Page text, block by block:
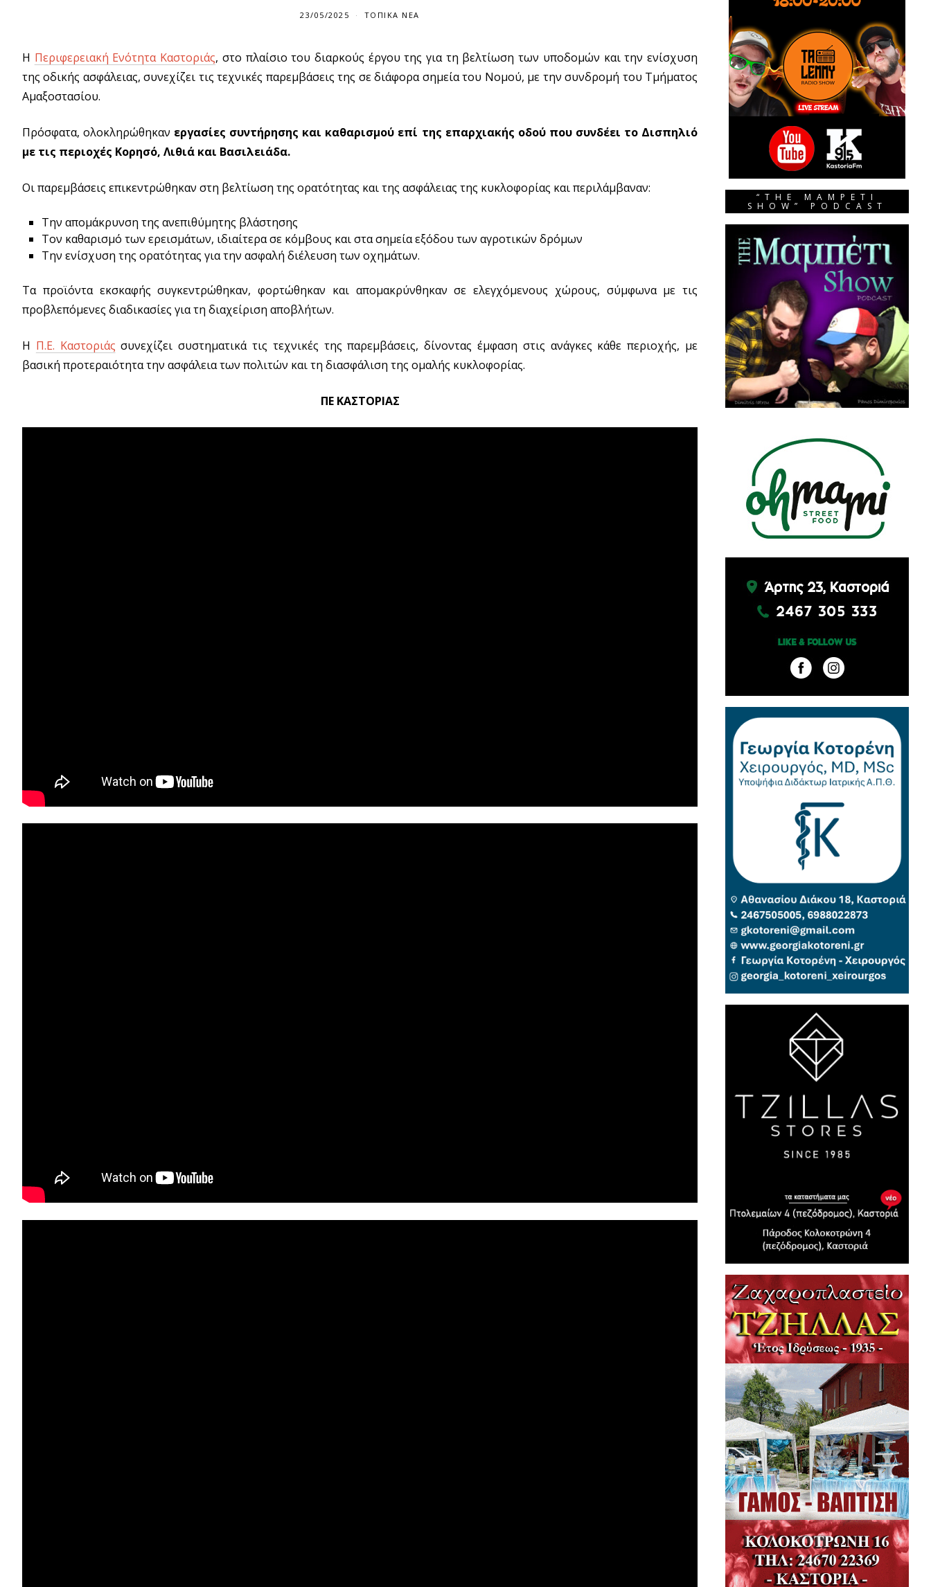
23/05/2025 ΤΟΠΙΚΆ ΝΈΑ
Η Περιφερειακή Ενότητα Καστοριάς, στο πλαίσιο του διαρκούς έργου της για τη βελτίωση των υποδομών και την ενίσχυση
της οδικής ασφάλειας, συνεχίζει τις τεχνικές παρεμβάσεις της σε διάφορα σημεία του Νομού, με την συνδρομή του Τμήματος
Αμαξοστασίου.
Πρόσφατα, ολοκληρώθηκαν εργασίες συντήρησης και καθαρισμού επί της επαρχιακής οδού που συνδέει το Δισπηλιό
με τις περιοχές Κορησό, Λιθιά και Βασιλειάδα.
Οι παρεμβάσεις επικεντρώθηκαν στη βελτίωση της ορατότητας και της ασφάλειας της κυκλοφορίας και περιλάμβαναν:
Την απομάκρυνση της ανεπιθύμητης βλάστησης
Τον καθαρισμό των ερεισμάτων, ιδιαίτερα σε κόμβους και στα σημεία εξόδου των αγροτικών δρόμων
Την ενίσχυση της ορατότητας για την ασφαλή διέλευση των οχημάτων.
Τα προϊόντα εκσκαφής συγκεντρώθηκαν, φορτώθηκαν και απομακρύνθηκαν σε ελεγχόμενους χώρους, σύμφωνα με τις
προβλεπόμενες διαδικασίες για τη διαχείριση αποβλήτων.
Η Π.Ε. Καστοριάς συνεχίζει συστηματικά τις τεχνικές της παρεμβάσεις, δίνοντας έμφαση στις ανάγκες κάθε περιοχής, με
βασική προτεραιότητα την ασφάλεια των πολιτών και τη διασφάλιση της ομαλής κυκλοφορίας.
ΠΕ ΚΑΣΤΟΡΙΑΣ
“THE MAMPETI
SHOW” PODCAST